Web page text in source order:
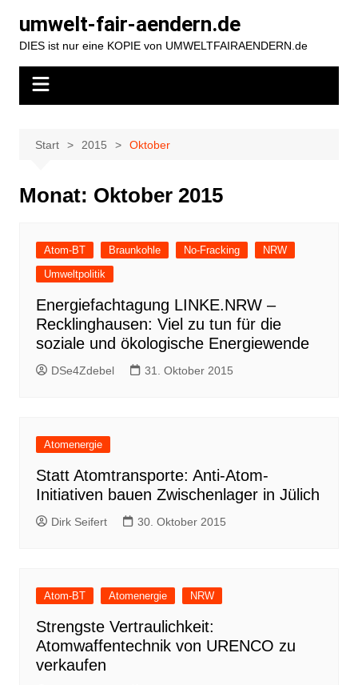
Inhalt
springen
umwelt-fair-aendern.de
DIES ist nur eine KOPIE von UMWELTFAIRAENDERN.de
Start 2015 Oktober
Monat: Oktober 2015
Atom-BT Braunkohle No-Fracking
NRW
Umweltpolitik
Energiefachtagung LINKE.NRW –
Recklinghausen: Viel zu tun für die
soziale und ökologische Energiewende
DSe4Zdebel 31. Oktober 2015
Atomenergie
Statt Atomtransporte: Anti-Atom-
Initiativen bauen Zwischenlager in Jülich
Dirk Seifert 30. Oktober 2015
Atom-BT Atomenergie NRW
Strengste Vertraulichkeit:
Atomwaffentechnik von URENCO zu
verkaufen